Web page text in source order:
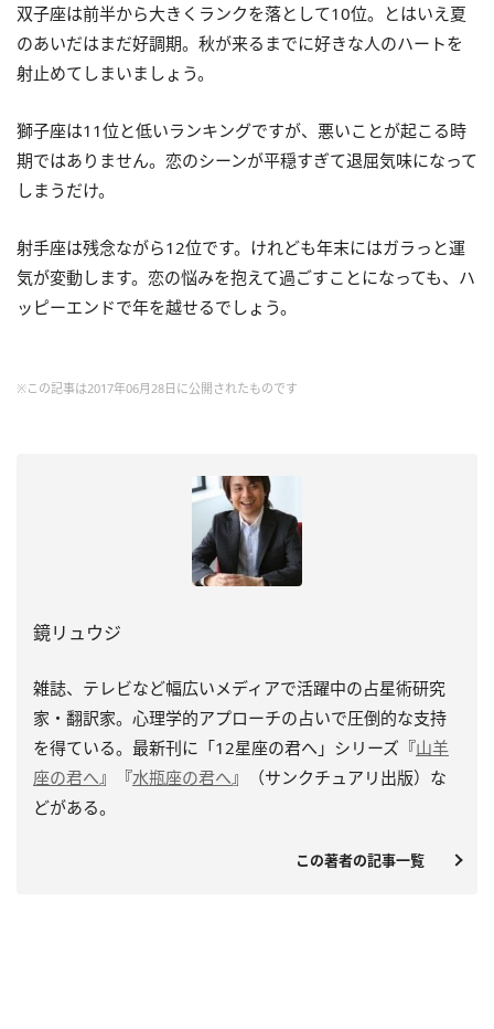
双子座は前半から大きくランクを落として10位。とはいえ夏
のあいだはまだ好調期。秋が来るまでに好きな人のハートを
射止めてしまいましょう。
獅子座は11位と低いランキングですが、悪いことが起こる時
期ではありません。恋のシーンが平穏すぎて退屈気味になって
しまうだけ。
射手座は残念ながら12位です。けれども年末にはガラっと運
気が変動します。恋の悩みを抱えて過ごすことになっても、ハ
ッピーエンドで年を越せるでしょう。
※この記事は2017年06月28日に公開されたものです
鏡リュウジ
雑誌、テレビなど幅広いメディアで活躍中の占星術研究
家・翻訳家。心理学的アプローチの占いで圧倒的な支持
を得ている。最新刊に「12星座の君へ」シリーズ『山羊
座の君へ』『水瓶座の君へ』（サンクチュアリ出版）な
どがある。
この著者の記事一覧